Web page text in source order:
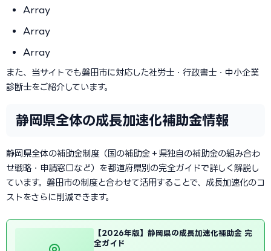
Array
Array
Array
また、当サイトでも磐田市に対応した社労士・行政書士・中小企業
診断士をご紹介しています。
静岡県全体の成長加速化補助金情報
静岡県全体の補助金制度（国の補助金＋県独自の補助金の組み合わ
せ戦略・申請窓口など）を都道府県別の完全ガイドで詳しく解説し
ています。磐田市の制度と合わせて活用することで、成長加速化のコ
ストをさらに削減できます。
【2026年版】静岡県の成長加速化補助金 完
全ガイド